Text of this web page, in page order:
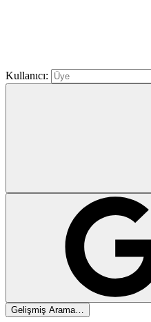
Kullanıcı:
Gelişmiş Arama…